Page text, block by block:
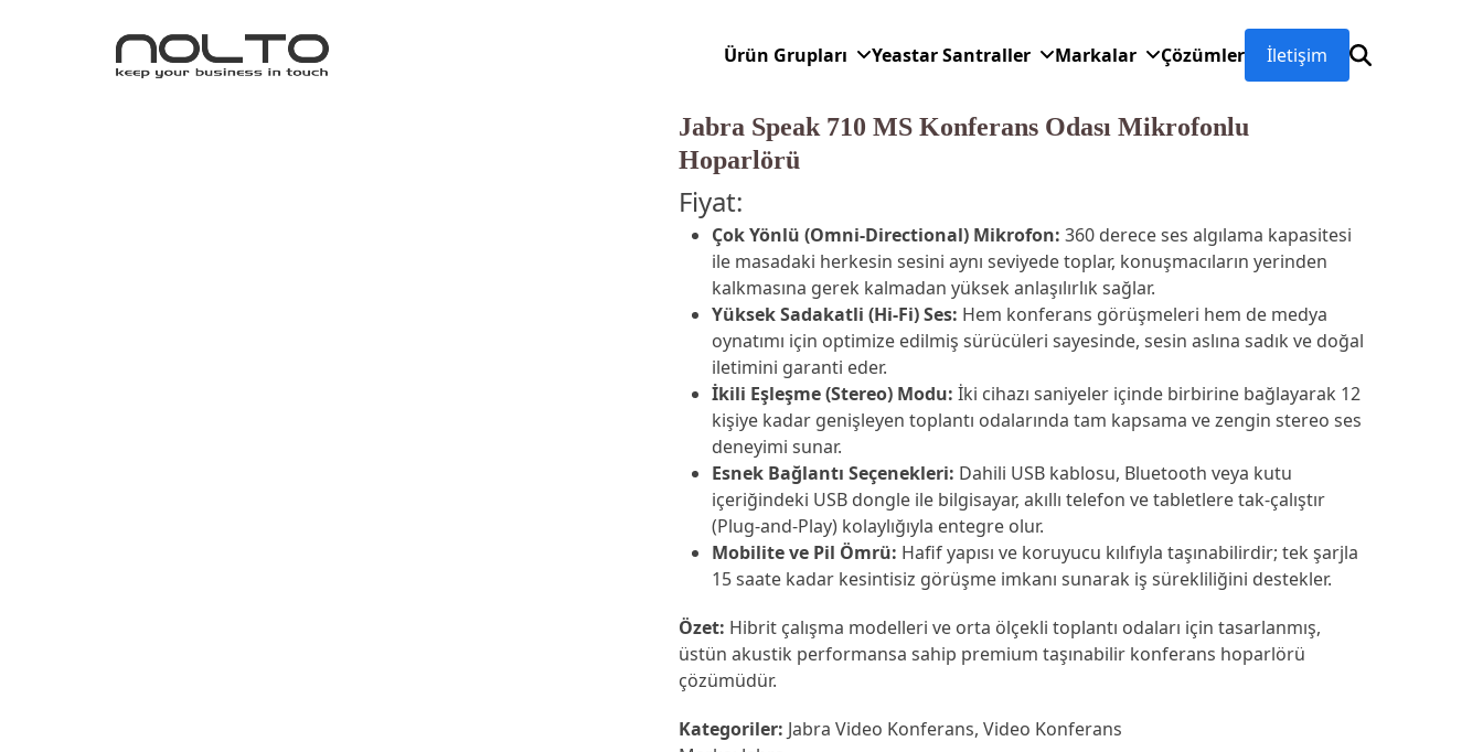
Ürün Grupları Yeastar Santraller Markalar Çözümler İletişim
Jabra Speak 710 MS Konferans Odası Mikrofonlu
Hoparlörü
Fiyat:
Çok Yönlü (Omni-Directional) Mikrofon: 360 derece ses algılama kapasitesi
ile masadaki herkesin sesini aynı seviyede toplar, konuşmacıların yerinden
kalkmasına gerek kalmadan yüksek anlaşılırlık sağlar.
Yüksek Sadakatli (Hi-Fi) Ses: Hem konferans görüşmeleri hem de medya
oynatımı için optimize edilmiş sürücüleri sayesinde, sesin aslına sadık ve doğal
iletimini garanti eder.
İkili Eşleşme (Stereo) Modu: İki cihazı saniyeler içinde birbirine bağlayarak 12
kişiye kadar genişleyen toplantı odalarında tam kapsama ve zengin stereo ses
deneyimi sunar.
Esnek Bağlantı Seçenekleri: Dahili USB kablosu, Bluetooth veya kutu
içeriğindeki USB dongle ile bilgisayar, akıllı telefon ve tabletlere tak-çalıştır
(Plug-and-Play) kolaylığıyla entegre olur.
Mobilite ve Pil Ömrü: Hafif yapısı ve koruyucu kılıfıyla taşınabilirdir; tek şarjla
15 saate kadar kesintisiz görüşme imkanı sunarak iş sürekliliğini destekler.
Özet: Hibrit çalışma modelleri ve orta ölçekli toplantı odaları için tasarlanmış,
üstün akustik performansa sahip premium taşınabilir konferans hoparlörü
çözümüdür.
Kategoriler: Jabra Video Konferans, Video Konferans